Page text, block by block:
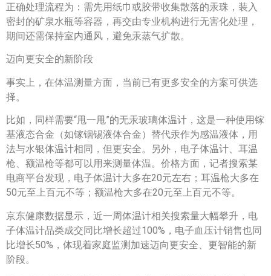
正确处理流程为：需先用纸巾或胶带收集散落的汞珠，装入
密封的矿泉水瓶等容器，再交由专业机构进行无害化处理，
期间还需保持室内通风，避免汞蒸气扩散。
迈向更安全的新阶段
事实上，在体温测量方面，当前已有更多安全的方案可供选
择。
比如，同样需要“甩一甩”的无汞玻璃体温计，这是一种使用镓
基液态合金（如镓铟锡液体合金）替代汞作为感温液体，用
法与水银体温计相同，但更安全。另外，电子体温计、耳温
枪、额温枪等都可以用来测量体温。价格方面，记者搜索某
电商平台发现，电子体温计大多在20元左右；耳温枪大多在
50元至上百元不等；额温枪大多在20元至上百元不等。
京东健康数据显示，近一周体温计相关搜索量大幅攀升，电
子体温计品类成交同比增长超过100%，电子血压计销售也同
比增长50%，体现着家庭监测加速迈向更安全、更智能的新
阶段。